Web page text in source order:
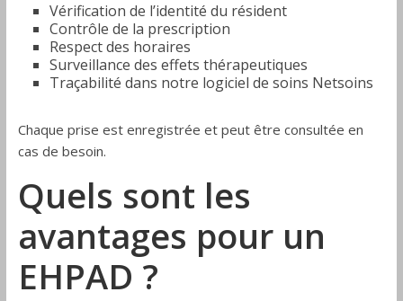
Vérification de l’identité du résident
Contrôle de la prescription
Respect des horaires
Surveillance des effets thérapeutiques
Traçabilité dans notre logiciel de soins Netsoins
Chaque prise est enregistrée et peut être consultée en
cas de besoin.
Quels sont les
avantages pour un
EHPAD ?